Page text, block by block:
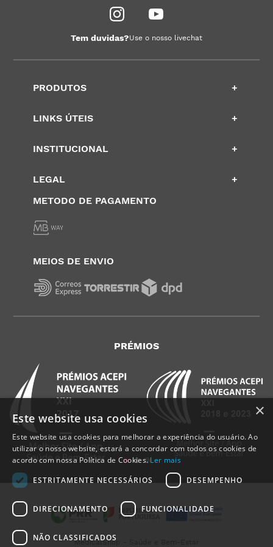
Tem duvidas?Use o nosso livechat
PRODUTOS +
LINKS ÚTEIS +
INSTITUCIONAL +
LEGAL
+
METODO DE PAGAMENTO
MEIOS DE ENVIO
PRÉMIOS
MedicalShop - Saúde e Bem-Estar
×
Este website usa cookies
Este website usa cookies para melhorar a experiência do usuário. Ao
utilizar o nosso website, estará a concordar com todos os cookies de
acordo com nossa Política de Cookies. Ler mais
ESTRITAMENTE NECESSÁRIOS
DESEMPENHO
DIRECIONAMENTO FUNCIONALIDADE
NÃO CLASSIFICADOS